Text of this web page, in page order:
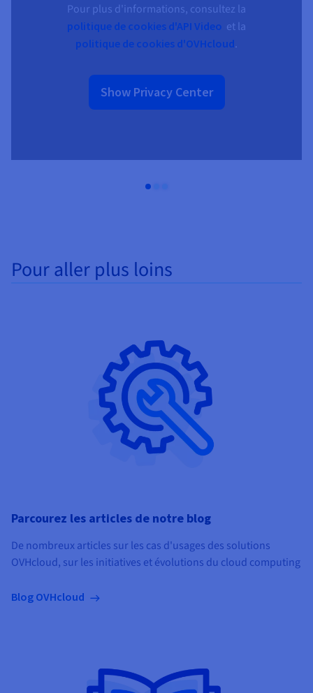
Pour plus d'informations, consultez la
politique de cookies d'API Video et la
politique de cookies d'OVHcloud.
Show Privacy Center
Pour aller plus loins
Parcourez les articles de notre blog
De nombreux articles sur les cas d'usages des solutions
OVHcloud, sur les initiatives et évolutions du cloud computing
Blog OVHcloud